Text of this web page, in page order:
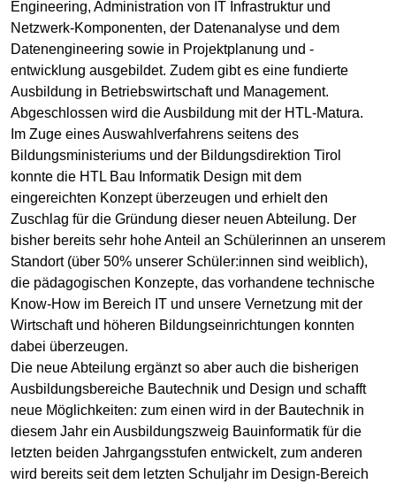
Engineering, Administration von IT Infrastruktur und
Netzwerk-Komponenten, der Datenanalyse und dem
Datenengineering sowie in Projektplanung und -
entwicklung ausgebildet. Zudem gibt es eine fundierte
Ausbildung in Betriebswirtschaft und Management.
Abgeschlossen wird die Ausbildung mit der HTL-Matura.
Im Zuge eines Auswahlverfahrens seitens des
Bildungsministeriums und der Bildungsdirektion Tirol
konnte die HTL Bau Informatik Design mit dem
eingereichten Konzept überzeugen und erhielt den
Zuschlag für die Gründung dieser neuen Abteilung. Der
bisher bereits sehr hohe Anteil an Schülerinnen an unserem
Standort (über 50% unserer Schüler:innen sind weiblich),
die pädagogischen Konzepte, das vorhandene technische
Know-How im Bereich IT und unsere Vernetzung mit der
Wirtschaft und höheren Bildungseinrichtungen konnten
dabei überzeugen.
Die neue Abteilung ergänzt so aber auch die bisherigen
Ausbildungsbereiche Bautechnik und Design und schafft
neue Möglichkeiten: zum einen wird in der Bautechnik in
diesem Jahr ein Ausbildungszweig Bauinformatik für die
letzten beiden Jahrgangsstufen entwickelt, zum anderen
wird bereits seit dem letzten Schuljahr im Design-Bereich